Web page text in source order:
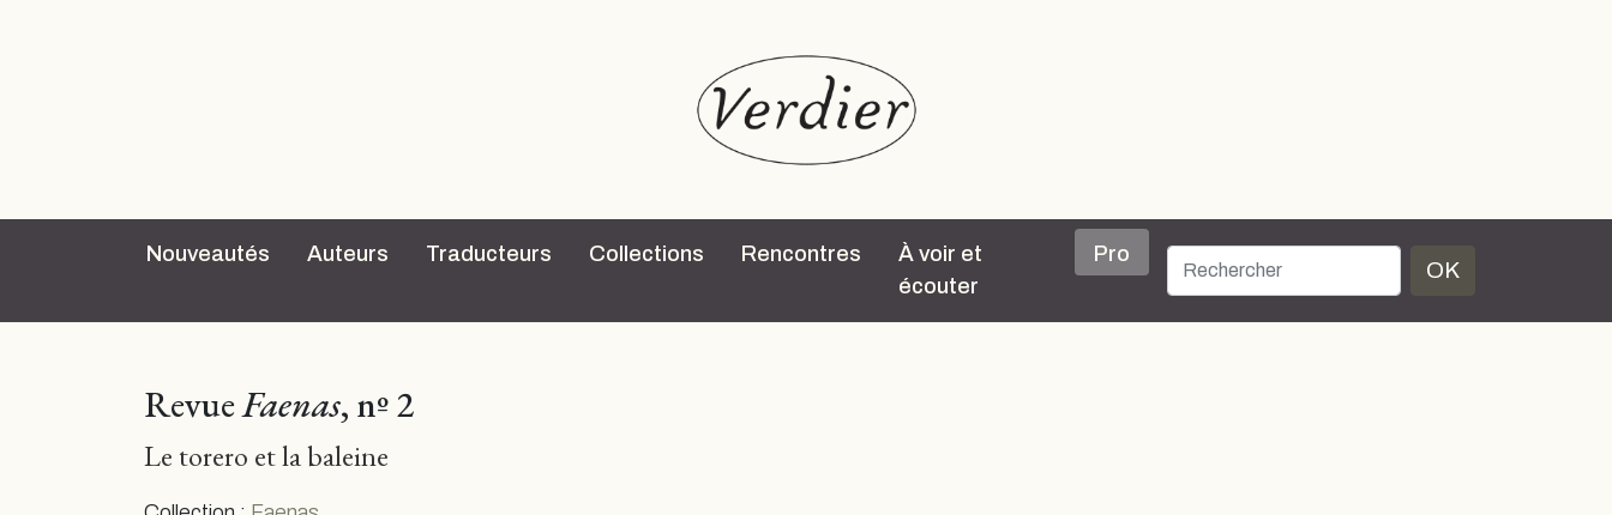
Nouveautés Auteurs Traducteurs Collections Rencontres
À voir et
écouter
Pro
OK
RevueFaenas, nº 2
Le torero et la baleine